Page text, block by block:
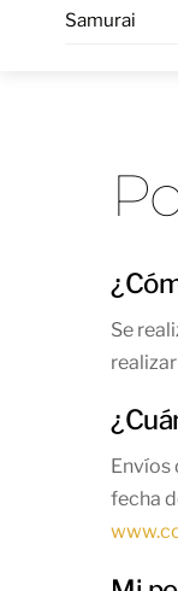
Samurai
Se
Envíos
fecha